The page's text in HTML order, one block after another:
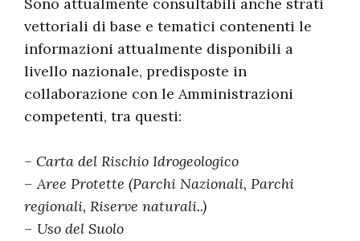
vettoriali di base e tematici contenenti le
informazioni attualmente disponibili a
livello nazionale, predisposte in
collaborazione con le Amministrazioni
competenti, tra questi:
– Carta del Rischio Idrogeologico
– Aree Protette (Parchi Nazionali, Parchi
regionali, Riserve naturali..)
– Uso del Suolo